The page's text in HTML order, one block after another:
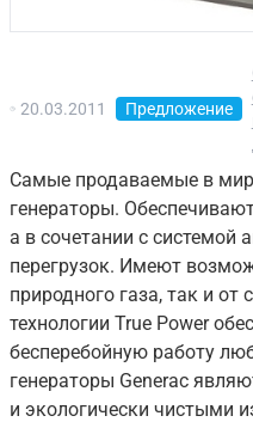
20.03.2011 Предложение
Самые продаваемые в
генераторы.
а в сочетании с системой
перегрузок. Имеют
природного газа, так и от
технологии True Power
бесперебойную работу
генераторы Generac
и экологически чистыми